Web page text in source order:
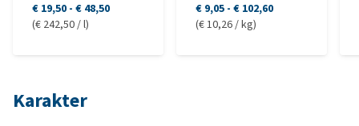
€ 19,50 - € 48,50
(€ 242,50 / l)
€ 9,05 - € 102,60
(€ 10,26 / kg)
Karakter